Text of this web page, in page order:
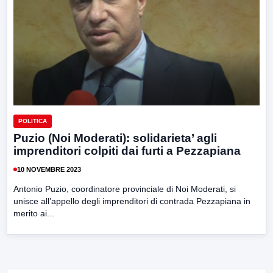
POLITICA
Puzio (Noi Moderati): solidarieta’ agli
imprenditori colpiti dai furti a Pezzapiana
10 NOVEMBRE 2023
Antonio Puzio, coordinatore provinciale di Noi Moderati, si
unisce all’appello degli imprenditori di contrada Pezzapiana in
merito ai...